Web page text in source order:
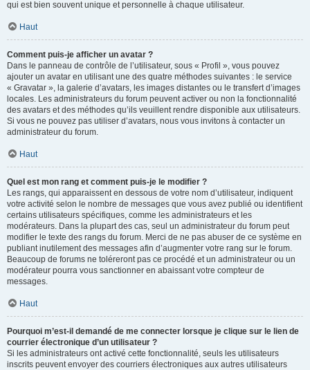
qui est bien souvent unique et personnelle à chaque utilisateur.
Haut
Comment puis-je afficher un avatar ?
Dans le panneau de contrôle de l’utilisateur, sous « Profil », vous pouvez
ajouter un avatar en utilisant une des quatre méthodes suivantes : le service
« Gravatar », la galerie d’avatars, les images distantes ou le transfert d’images
locales. Les administrateurs du forum peuvent activer ou non la fonctionnalité
des avatars et des méthodes qu’ils veuillent rendre disponible aux utilisateurs.
Si vous ne pouvez pas utiliser d’avatars, nous vous invitons à contacter un
administrateur du forum.
Haut
Quel est mon rang et comment puis-je le modifier ?
Les rangs, qui apparaissent en dessous de votre nom d’utilisateur, indiquent
votre activité selon le nombre de messages que vous avez publié ou identifient
certains utilisateurs spécifiques, comme les administrateurs et les
modérateurs. Dans la plupart des cas, seul un administrateur du forum peut
modifier le texte des rangs du forum. Merci de ne pas abuser de ce système en
publiant inutilement des messages afin d’augmenter votre rang sur le forum.
Beaucoup de forums ne toléreront pas ce procédé et un administrateur ou un
modérateur pourra vous sanctionner en abaissant votre compteur de
messages.
Haut
Pourquoi m’est-il demandé de me connecter lorsque je clique sur le lien de
courrier électronique d’un utilisateur ?
Si les administrateurs ont activé cette fonctionnalité, seuls les utilisateurs
inscrits peuvent envoyer des courriers électroniques aux autres utilisateurs